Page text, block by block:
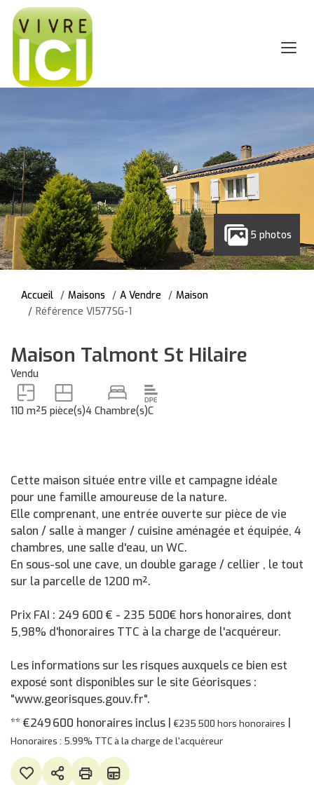
5 photos
Accueil Maisons A Vendre
Maison
Référence VI577SG-1
Maison Talmont St Hilaire
Vendu
110 m²5 pièce(s)4 Chambre(s)C
Cette maison située entre ville et campagne idéale
pour une famille amoureuse de la nature.
Elle comprenant, une entrée ouverte sur pièce de vie
salon / salle à manger / cuisine aménagée et équipée, 4
chambres, une salle d'eau, un WC.
En sous-sol une cave, un double garage / cellier , le tout
sur la parcelle de 1200 m².
Prix FAI : 249 600 € - 235 500€ hors honoraires, dont
5,98% d'honoraires TTC à la charge de l'acquéreur.
Les informations sur les risques auxquels ce bien est
exposé sont disponibles sur le site Géorisques :
"www.georisques.gouv.fr".
** €249 600 honoraires inclus €235 500 hors honoraires
Honoraires : 5.99% TTC à la charge de l'acquéreur